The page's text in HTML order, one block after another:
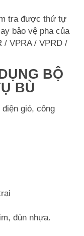
tra được thứ tự
bảo vệ pha của
/ VPRA / VPRD /
BỘ
BÙ
gió, công
đùn nhựa.